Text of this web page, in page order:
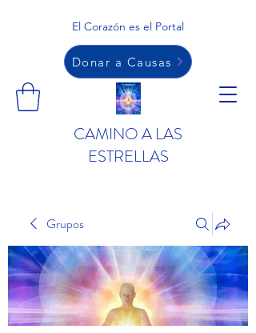
CAMINO A LAS
ESTRELLAS
Donar a Causas
El Corazón es el Portal
Grupos